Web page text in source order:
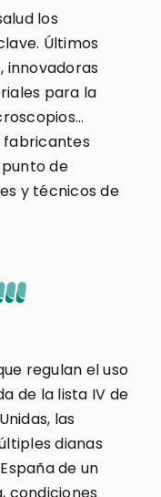
los
Últimos
innovadoras
para la
fabricantes
de
y técnicos de
regulan el uso
de la lista IV de
las
dianas
de un